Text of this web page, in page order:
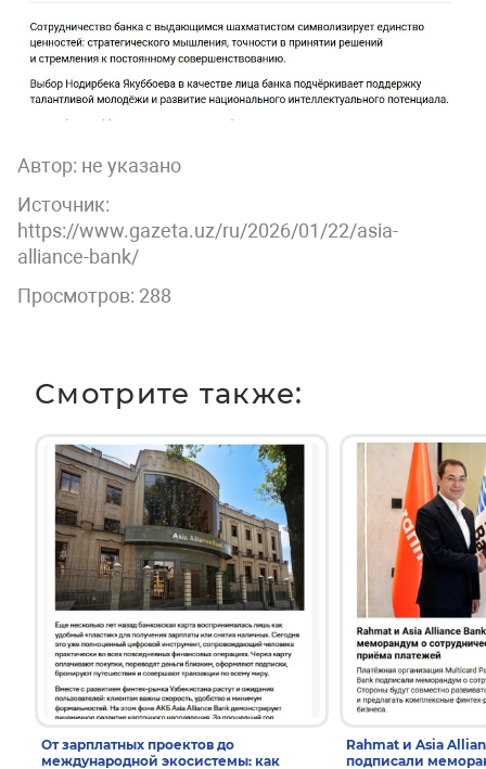
Автор: не указано
Источник:
https://www.gazeta.uz/ru/2026/01/22/asia-
alliance-bank/
Просмотров: 288
Смотрите также:
От зарплатных проектов до
международной экосистемы: как
Rahmat и Asia
подписали